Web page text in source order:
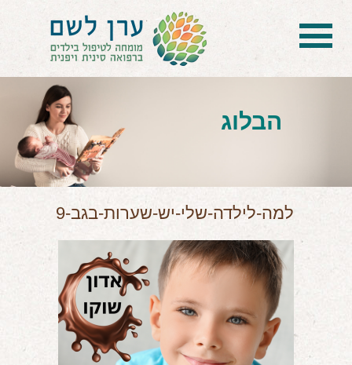
בית
הטיפול
הכל על דיקור סיני ודיקור יפני לילדים
הילד לא מפסיק להיות חולה
בעיות נשימה: קוצר, סטרידור ועוד
דלקות ונוזלים באוזניים
קשיים רגשיים, אתגרי התנהגות
בעיות/מחלות נוספות
שאלות ותשובות
הבלוג
למה-לילדה-שלי-יש-שערות-בגב-9